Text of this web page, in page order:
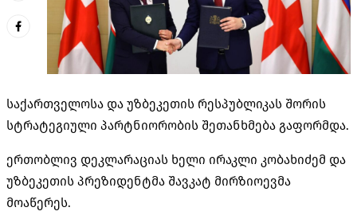
საქართველოსა და უზბეკეთის რესპუბლიკას შორის
სტრატეგიული პარტნიორობის შეთანხმება გაფორმდა.
ერთობლივ დეკლარაციას ხელი ირაკლი კობახიძემ და
უზბეკეთის პრეზიდენტმა შავკატ მირზიოევმა
მოაწერეს.